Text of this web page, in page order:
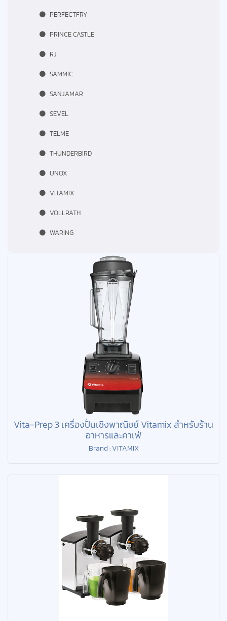
PERFECTFRY
PRINCE CASTLE
RJ
SAMMIC
SANJAMAR
SEVEL
TELME
THUNDERBIRD
UNOX
VITAMIX
VOLLRATH
WARING
Vita-Prep 3 เครื่องปั่นเชิงพาณิชย์ Vitamix สำหรับร้าน
อาหารและคาเฟ่
Brand : VITAMIX